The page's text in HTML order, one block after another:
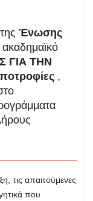
της Ένωσης
ακαδημαϊκό
ΓΙΑ ΤΗΝ
,
τις απαιτούμενες
που